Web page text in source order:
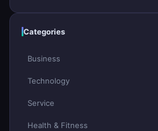
Categories
Business
Technology
Service
Health & Fitness